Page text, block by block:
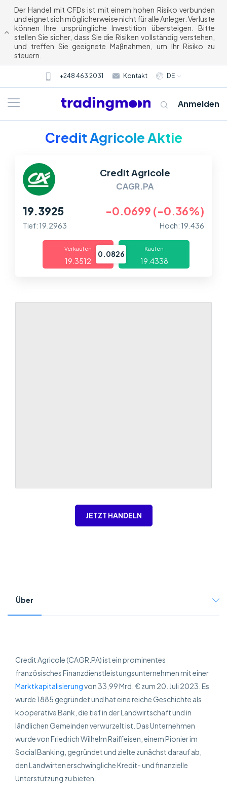
Der Handel mit CFDs ist mit einem hohen Risiko verbunden
und eignet sich möglicherweise nicht für alle Anleger. Verluste
können Ihre ursprüngliche Investition übersteigen. Bitte
stellen Sie sicher, dass Sie die Risiken vollständig verstehen,
und treffen Sie geeignete Maßnahmen, um Ihr Risiko zu
steuern.
+248 463 2031 Kontakt DE
Über uns
Anmelden
Credit Agricole Aktie
Credit Agricole
CAGR.PA
19.3925 -0.0699 (-0.36%)
Tief: 19.2963 Hoch: 19.436
Verkaufen
19.3512
0.0826
Kaufen
19.4338
JETZT HANDELN
Über
Credit Agricole (CAGR.PA) ist ein prominentes
französisches Finanzdienstleistungsunternehmen mit einer
Marktkapitalisierungvon 33,99 Mrd. € zum 20. Juli 2023. Es
wurde 1885 gegründet und hat eine reiche Geschichte als
kooperative Bank, die tief in der Landwirtschaft und in
ländlichen Gemeinden verwurzelt ist. Das Unternehmen
wurde von Friedrich Wilhelm Raiffeisen, einem Pionier im
Social Banking, gegründet und zielte zunächst darauf ab,
den Landwirten erschwingliche Kredit- und finanzielle
Unterstützung zu bieten.